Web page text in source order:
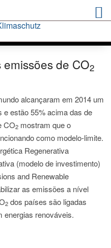
de CO2
alcançaram em 2014 um
e estão 55% acima das de
CO2 mostram que o
como modelo-limite.
Regenerativa
(modelo de investimento)
and Renewable
as emissões a nível
2 dos países são ligadas
energias renováveis.